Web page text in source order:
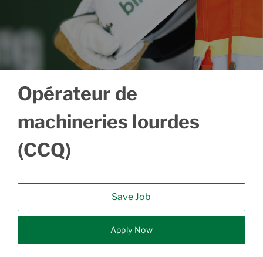
Opérateur de
machineries lourdes
(CCQ)
Save Job
Apply Now